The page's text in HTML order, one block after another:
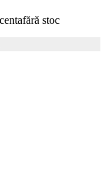
fără stoc